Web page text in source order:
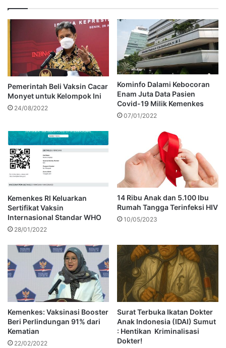
Pemerintah Beli Vaksin Cacar
Monyet untuk Kelompok Ini
24/08/2022
Kominfo Dalami Kebocoran
Enam Juta Data Pasien
Covid-19 Milik Kemenkes
07/01/2022
Kemenkes RI Keluarkan
Sertifikat Vaksin
Internasional Standar WHO
28/01/2022
14 Ribu Anak dan 5.100 Ibu
Rumah Tangga Terinfeksi HIV
10/05/2023
Kemenkes: Vaksinasi Booster
Beri Perlindungan 91% dari
Kematian
22/02/2022
Surat Terbuka Ikatan Dokter
Anak Indonesia (IDAI) Sumut
: Hentikan Kriminalisasi
Dokter!